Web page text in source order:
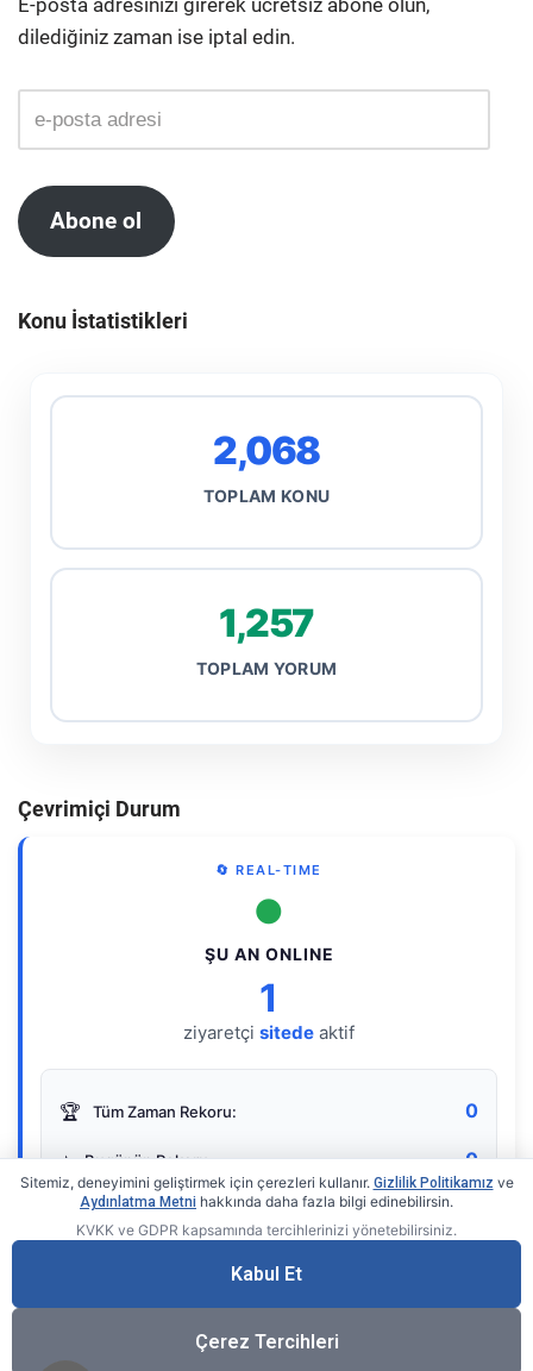
E-posta adresinizi girerek ücretsiz abone olun,
dilediğiniz zaman ise iptal edin.
Abone ol
Konu İstatistikleri
2,068
TOPLAM KONU
1,257
TOPLAM YORUM
Çevrimiçi Durum
🔄 REAL-TIME
●
ŞU AN ONLINE
1
ziyaretçi sitede aktif
🏆 Tüm Zaman Rekoru: 0
⭐ Bugünün Rekoru: 0
Gerçek zamanlı sayaç
Sitemiz, deneyimini geliştirmek için çerezleri kullanır. Gizlilik Politikamız ve
Aydınlatma Metni hakkında daha fazla bilgi edinebilirsin.
KVKK ve GDPR kapsamında tercihlerinizi yönetebilirsiniz.
Kabul Et
Çerez Tercihleri